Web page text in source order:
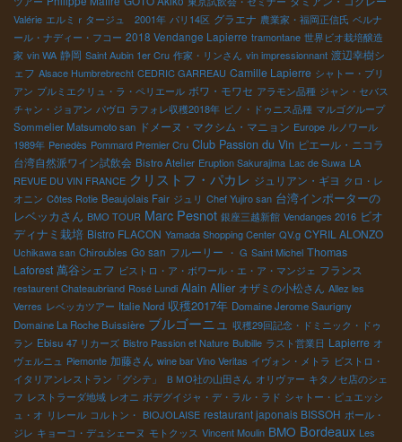
Valérie エルミｒタージュ 2001年 パリ14区 グラエナ 農業家・福岡正信氏 ベルナ
ール・ナディー・フコー 2018 Vendange Lapierre tramontane 世界ビオ栽培醸造
家 vin WA 静岡 Saint Aubin 1er Cru 作家・リンさん vin impressionnant 渡辺幸樹シ
ェフ Alsace Humbrebrecht CEDRIC GARREAU Camille Lapierre シャトー・ブリ
アン プルミエクリュ・ラ・ペリエール ボワ・モワセ アラモン品種 ジャン・セバス
チャン・ジョアン パヴロ ラフォレ収穫2018年 ピノ・ドゥニス品種 マルゴグループ
Sommelier Matsumoto san ドメーヌ・マクシム・マニョン Europe ルノワール
1989年 Penedès Pommard Premier Cru Club Passion du Vin ピエール・ニコラ
台湾自然派ワイン試飲会 Bistro Atelier Eruption Sakurajima Lac de Suwa LA
REVUE DU VIN FRANCE クリストフ・パカレ ジュリアン・ギヨ クロ・レ
オニン Côtes Rotie Beaujolais Fair ジュリ Chef Yujiro san 台湾インポーターの
レベッカさん BMO TOUR Marc Pesnot 銀座三越新館 Vendanges 2016 ビオ
ディナミ栽培 Bistro FLACON Yamada Shopping Center QV.g CYRIL ALONZO
Uchikawa san Chiroubles Go san フルーリー ・ G Saint Michel Thomas
Laforest 萬谷シェフ ビストロ・ア・ボワール・エ・ア・マンジェ フランス
restaurent Chateaubriand Rosé Lundi Alain Allier オザミの小松さん Allez les
Verres レベッカツアー Italie Nord 収穫2017年 Domaine Jerome Saurigny
Domaine La Roche Buissière ブルゴーニュ 収穫29回記念・ドミニック・ドゥ
ラン Ebisu 47 リカーズ Bistro Passion et Nature Bulbille ラスト営業日 Lapierre オ
ヴェルニュ Piemonte 加藤さん wine bar Vino Veritas イヴォン・メトラ ビストロ・
イタリアンレストラン「グシテ」
ＢＭО社の山田さん オリヴァー キタノセ店のシェ
フ レストラーダ地域 レオニ ボデグイジャ・デ・ラル・ラド シャトー・ピュエッシ
ュ・オ リレール コルトン・ BIOJOLAISE restaurant japonais BISSOH ポール・
ジレ キョーコ・デュシェーヌ モトクッス Vincent Moulin BMO Bordeaux Les